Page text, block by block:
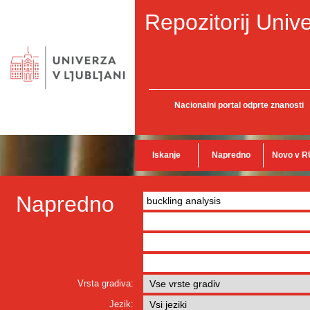
Repozitorij
Nacionalni portal odprte znanosti
Iskanje Napredno Novo v
Napredno
Vrsta gradiva:
Jezik: